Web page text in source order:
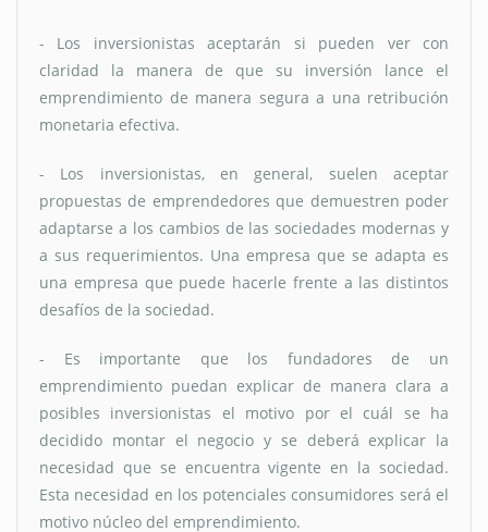
- Los inversionistas aceptarán si pueden ver con
claridad la manera de que su inversión lance el
emprendimiento de manera segura a una retribución
monetaria efectiva.
- Los inversionistas, en general, suelen aceptar
propuestas de emprendedores que demuestren poder
adaptarse a los cambios de las sociedades modernas y
a sus requerimientos. Una empresa que se adapta es
una empresa que puede hacerle frente a las distintos
desafíos de la sociedad.
- Es importante que los fundadores de un
emprendimiento puedan explicar de manera clara a
posibles inversionistas el motivo por el cuál se ha
decidido montar el negocio y se deberá explicar la
necesidad que se encuentra vigente en la sociedad.
Esta necesidad en los potenciales consumidores será el
motivo núcleo del emprendimiento.